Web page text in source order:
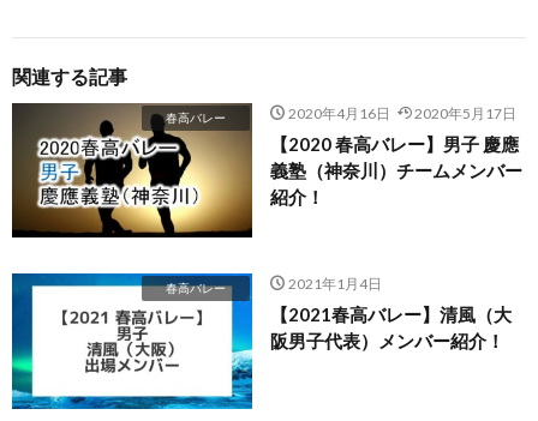
関連する記事
春高バレー 2020年4月16日 2020年5月17日
【2020 春高バレー】男子 慶應
義塾（神奈川）チームメンバー
紹介！
春高バレー 2021年1月4日
【2021春高バレー】清風（大
阪男子代表）メンバー紹介！